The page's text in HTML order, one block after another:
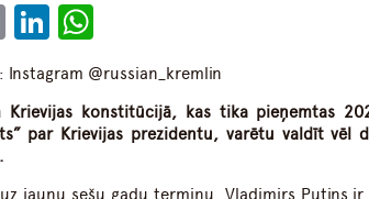
EmailLinkedIn
@russian_kremlin
Krievijas konstitūcijā, kas tika pieņemtas
par Krievijas prezidentu, varētu valdīt vēl
uz jaunu sešu gadu termiņu, Vladimirs Putins